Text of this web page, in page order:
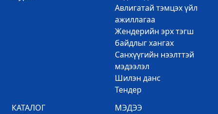
Авлигатай тэмцэх үйл
ажиллагаа
Жендерийн эрх тэгш
байдлыг хангах
Санхүүгийн нээлттэй
мэдээлэл
Шилэн данс
Тендер
КАТАЛОГ
МЭДЭЭ